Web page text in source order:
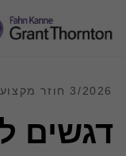
דגשים
3/2026 חוזר מקצועי